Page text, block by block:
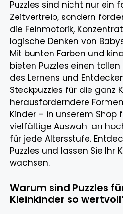
Puzzles sind nicht nur ein
Zeitvertreib, sondern
die Feinmotorik,
logische Denken von
Mit bunten Farben und
bieten Puzzles einen
des Lernens und
Steckpuzzles für die ganz
herausforderndere
Kinder – in unserem Shop
vielfältige Auswahl an
für jede Altersstufe.
Puzzles und lassen Sie Ihr
wachsen.
Warum sind Puzzles
Kleinkinder so